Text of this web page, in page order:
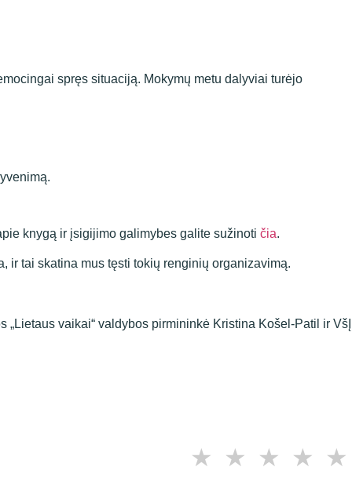
spręs situaciją. Mokymų metu dalyviai turėjo
knygą ir įsigijimo galimybes galite sužinoti čia.
ir tai skatina mus tęsti tokių renginių organizavimą.
vaikai“ valdybos pirmininkė Kristina Košel-Patil ir VšĮ
★ ★ ★ ★ ★